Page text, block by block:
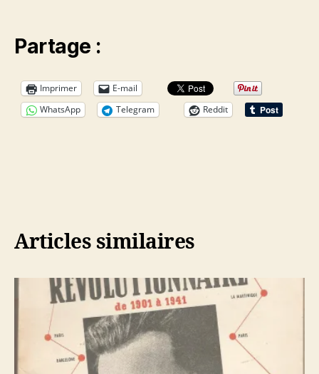
Partage :
Imprimer
E-mail
WhatsApp
Telegram Reddit
Articles similaires